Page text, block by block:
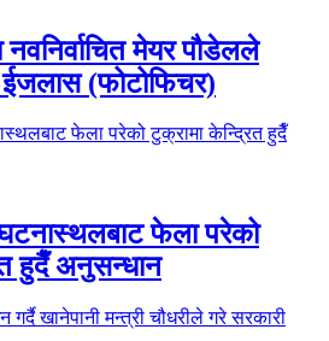
नवनिर्वाचित मेयर पौडेलले
ईजलास (फोटोफिचर)
घटनास्थलबाट फेला परेको
हुदैँ अनुसन्धान